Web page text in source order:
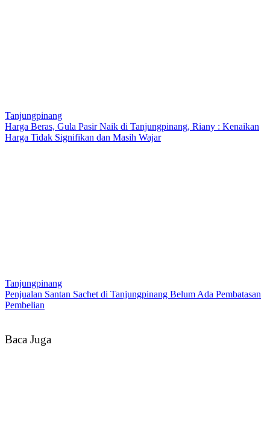
Tanjungpinang
Harga Beras, Gula Pasir Naik di Tanjungpinang, Riany : Kenaikan
Harga Tidak Signifikan dan Masih Wajar
Tanjungpinang
Penjualan Santan Sachet di Tanjungpinang Belum Ada Pembatasan
Pembelian
Baca Juga